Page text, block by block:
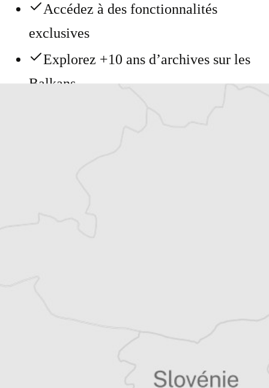
Accédez à des fonctionnalités
exclusives
Explorez +10 ans d’archives sur les
Balkans